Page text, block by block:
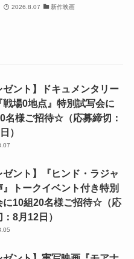
2026.8.07 新作映画
ゼント】ドキュメンタリー
戦場0地点』特別試写会に
名様ご招待☆（応募締切：
）
ゼント】『ヒンド・ラジャ
』トークイベント付き特別
に10組20名様ご招待☆（応
8月12日）